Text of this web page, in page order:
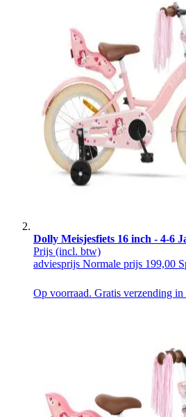
Dolly Meisjesfiets 16 inch - 4-6
Prijs (incl. btw)
adviesprijs Normale prijs 199,00
Op voorraad. Gratis verzending in